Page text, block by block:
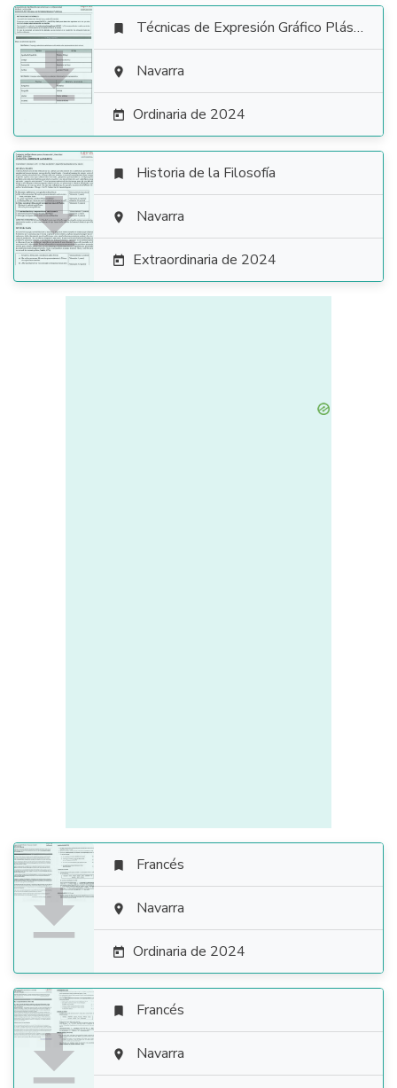

 Técnicas de Expresión Gráfico Plástica
 Navarra
 Ordinaria de 2024

 Historia de la Filosofía
 Navarra
 Extraordinaria de 2024

 Francés
 Navarra
 Ordinaria de 2024

 Francés
 Navarra